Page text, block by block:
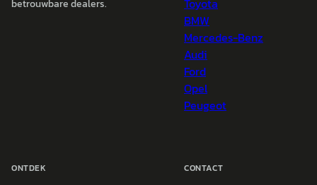
betrouwbare dealers.
Toyota
BMW
Mercedes-Benz
Audi
Ford
Opel
Peugeot
ONTDEK CONTACT